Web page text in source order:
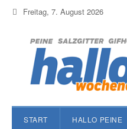
Freitag, 7. August 2026
START HALLO PEINE